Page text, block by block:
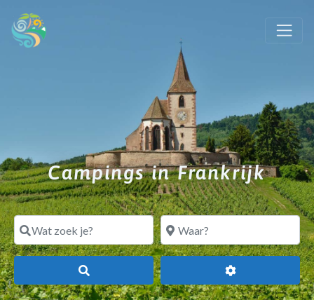
Campings in Frankrijk
Wat zoek je? Waar?
Geavanceerde